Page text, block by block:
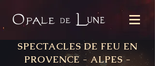
SPECTACLES DE FEU EN
PROVENCE - ALPES -